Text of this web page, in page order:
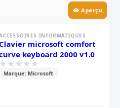
Aperçu
INFORMATIQUES
Clavier microsoft comfort
keyboard 2000 v1.0
Marque: Microsoft